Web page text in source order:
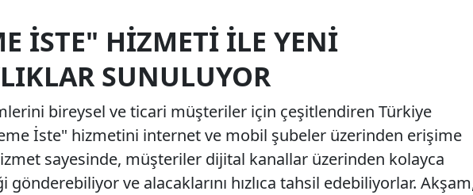
İSTE" HIZMETI ILE YENI
SUNULUYOR
bireysel ve ticari müşteriler için çeşitlendiren Türkiye
İste" hizmetini internet ve mobil şubeler üzerinden erişime
sayesinde, müşteriler dijital kanallar üzerinden kolayca
gönderebiliyor ve alacaklarını hızlıca tahsil edebiliyorlar.